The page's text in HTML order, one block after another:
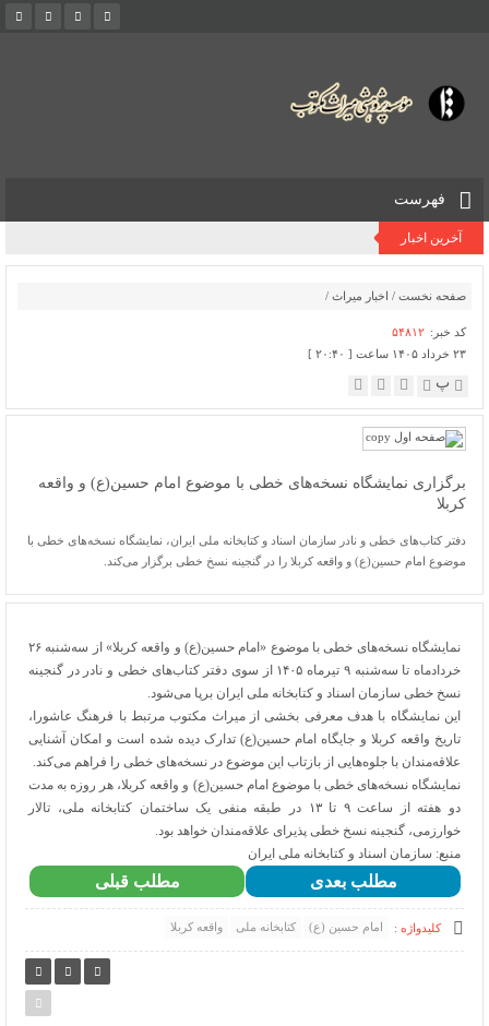
فهرست
آخرین اخبار
صفحه نخست / اخبار میراث /
کد خبر: ۵۴۸۱۲
۲۳ خرداد ۱۴۰۵ ساعت [ ۲۰:۴۰ ]
پ
برگزاری نمایشگاه نسخه‌های خطی با موضوع امام حسین(ع) و واقعه
کربلا
دفتر کتاب‌های خطی و نادر سازمان اسناد و کتابخانه ملی ایران، نمایشگاه نسخه‌های خطی با
موضوع امام حسین(ع) و واقعه کربلا را در گنجینه نسخ خطی برگزار می‌کند.
نمایشگاه نسخه‌های خطی با موضوع «امام حسین(ع) و واقعه کربلا» از سه‌شنبه ۲۶
خردادماه تا سه‌شنبه ۹ تیرماه ۱۴۰۵ از سوی دفتر کتاب‌های خطی و نادر در گنجینه
نسخ خطی سازمان اسناد و کتابخانه ملی ایران برپا می‌شود.
این نمایشگاه با هدف معرفی بخشی از میراث مکتوب مرتبط با فرهنگ عاشورا،
تاریخ واقعه کربلا و جایگاه امام حسین(ع) تدارک دیده شده است و امکان آشنایی
علاقه‌مندان با جلوه‌هایی از بازتاب این موضوع در نسخه‌های خطی را فراهم می‌کند.
نمایشگاه نسخه‌های خطی با موضوع امام حسین(ع) و واقعه کربلا، هر روزه به مدت
دو هفته از ساعت ۹ تا ۱۳ در طبقه منفی یک ساختمان کتابخانه ملی، تالار
خوارزمی، گنجینه نسخ خطی پذیرای علاقه‌مندان خواهد بود.
منبع: سازمان اسناد و کتابخانه ملی ایران
مطلب قبلی مطلب بعدی
کلیدواژه : امام حسین (ع) کتابخانه ملی واقعه کربلا